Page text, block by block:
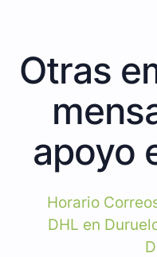
Otras
apoyo
Horario
DHL en